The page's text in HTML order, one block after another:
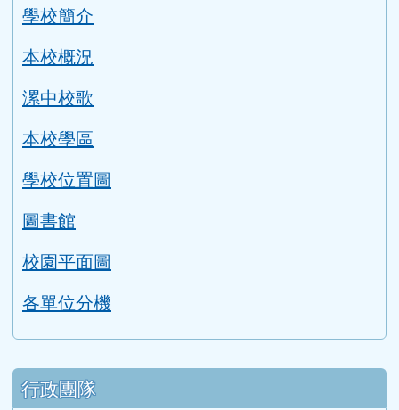
學校簡介
本校概況
漯中校歌
本校學區
學校位置圖
圖書館
校園平面圖
各單位分機
行政團隊